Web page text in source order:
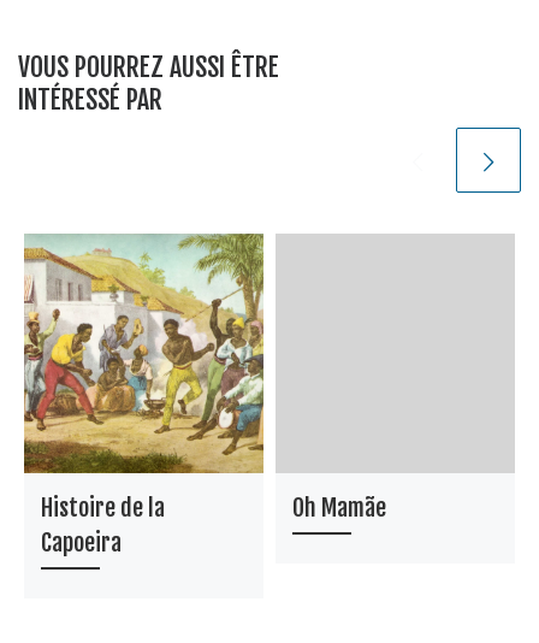
VOUS POURREZ AUSSI ÊTRE
INTÉRESSÉ PAR
Histoire de la
Capoeira
Oh Mamãe